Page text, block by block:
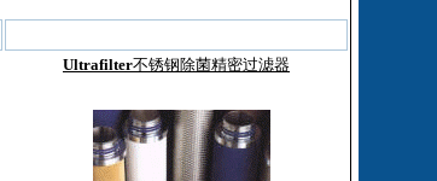
Ultrafilter不锈钢除菌精密过滤器